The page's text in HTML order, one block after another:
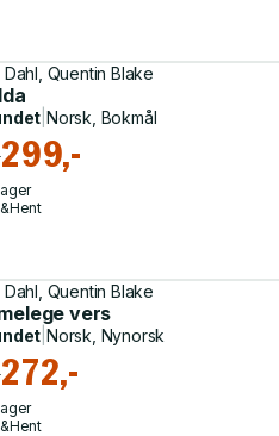
Dahl, Quentin Blake
|Norsk, Bokmål
299,-
Dahl, Quentin Blake
vers
|Norsk, Nynorsk
272,-